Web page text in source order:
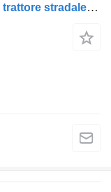
Cambio di velocità A9602606523 per trattore stradale Mercedes-Benz Actros euro 6 2014>2021